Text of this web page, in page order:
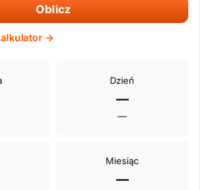
Oblicz
→
Dzień
—
—
Miesiąc
—